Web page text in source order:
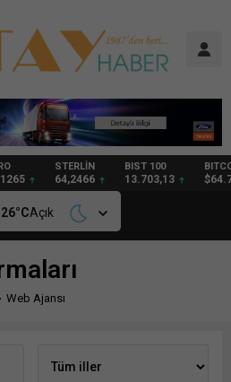
STERLİN
64,2466
BIST 100
13.703,13
BITCOIN
$64.705
26°CAçık
Web Ajansı